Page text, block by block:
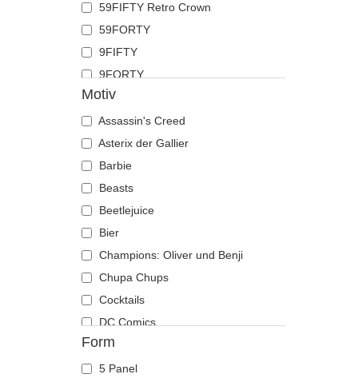
Glühwürmchen
Hahn
Hai
Hirsch
Hund
Katze
Kojote
Krabbe
Krähe
Krokodil
Kuh
Küken
Labrador retriever
Languste
Libelle
Löwe
Löwin
59FIFTY Retro Crown
59FORTY
9FIFTY
9FORTY
9FORTY APEX
9FORTY M-Crown
9SEVENTY
9TWENTY
A Frame
Casual Classic
E Frame
Open Back
Runner
The 90s
The Ball
The Retro
The Snap
Motiv
Assassin's Creed
Asterix der Gallier
Barbie
Beasts
Beetlejuice
Bier
Champions: Oliver und Benji
Chupa Chups
Cocktails
DC Comics
Der Herr der Ringe
Die rosarote Panther
Form
5 Panel